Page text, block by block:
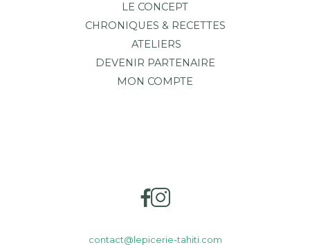
LE CONCEPT
CHRONIQUES & RECETTES
ATELIERS
DEVENIR PARTENAIRE
MON COMPTE
contact@lepicerie-tahiti.com